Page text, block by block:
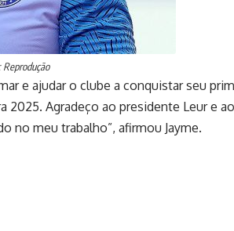
Reprodução
e ajudar o clube a conquistar seu
Agradeço ao presidente Leur e
no meu trabalho”, afirmou Jayme.